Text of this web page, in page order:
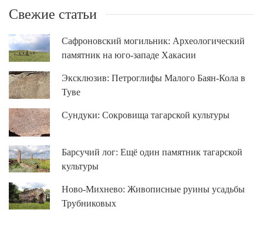
Свежие статьи
Сафроновский могильник: Археологический
памятник на юго-западе Хакасии
Эксклюзив: Петроглифы Малого Баян-Кола в
Туве
Сундуки: Сокровища тагарской культуры
Барсучий лог: Ещё один памятник тагарской
культуры
Ново-Михнево: Живописные руины усадьбы
Трубниковых